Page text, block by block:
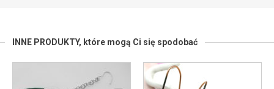
INNE PRODUKTY, które mogą Ci się spodobać